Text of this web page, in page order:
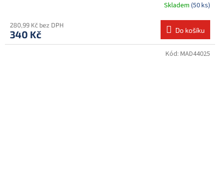
Skladem (50 ks)
280,99 Kč bez DPH
340 Kč Do košíku
Kód: MAD44025